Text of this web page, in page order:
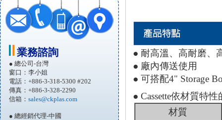
業務諮詢
● 總公司-台灣
窗口：李小姐
電話：+886-3-318-5300 #202
傳真：+886-3-328-2290
信箱： sales@ckplas.com
● 總經銷代理-中國
● 耐高溫、高耐磨、
● 廠內傳送使用
● 可搭配4" Storage
● Cassette依材質特
材質